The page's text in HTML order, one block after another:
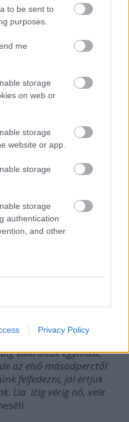
to be sent to
purposes.
me
storage
on web or
storage
website or app.
storage
storage
authentication
and other
Privacy Policy
is volt jelentősége,
számára valódi
utalva ebben az
érzed magad a
Áronnal belenézünk
értjük a kis hátsó
kapaszkodni, egymásból
elkerültük egymást,
az első másodperctől
felfedezni, jól értjük
Lia ízig vérig nő, vele